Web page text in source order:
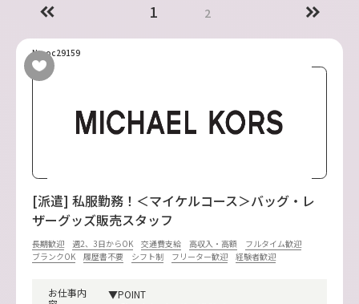
1 2
No.oc29159
[派遣] 私服勤務！＜マイケルコース＞バッグ・レ
ザーグッズ販売スタッフ
長期歓迎 週2、3日からOK 交通費支給 高収入・高額
フルタイム歓迎
ブランクOK
履歴書不要 シフト制 フリーター歓迎 経験者歓迎
お仕事内
▼POINT